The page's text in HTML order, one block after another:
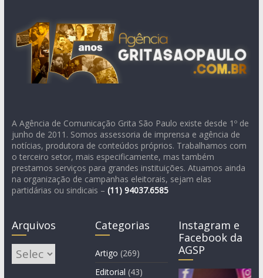
A Agência de Comunicação Grita São Paulo existe desde 1º de
junho de 2011. Somos assessoria de imprensa e agência de
notícias, produtora de conteúdos próprios. Trabalhamos com
o terceiro setor, mais especificamente, mas também
prestamos serviços para grandes instituições. Atuamos ainda
na organização de campanhas eleitorais, sejam elas
partidárias ou sindicais – (11) 94037.6585
Arquivos
Arquivos
Categorias
Artigo (269)
Editorial (43)
Instagram e
Facebook da
AGSP